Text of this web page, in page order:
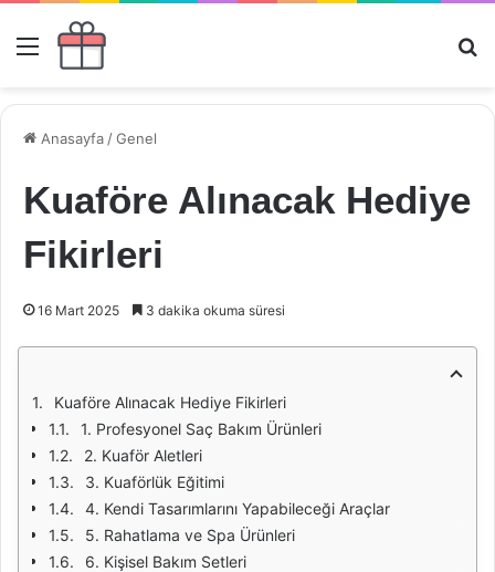
Menü
Anasayfa /Genel
Kuaföre Alınacak Hediye
Fikirleri
16 Mart 2025 3 dakika okuma süresi
Kuaföre Alınacak Hediye Fikirleri
1. Profesyonel Saç Bakım Ürünleri
2. Kuaför Aletleri
3. Kuaförlük Eğitimi
4. Kendi Tasarımlarını Yapabileceği Araçlar
5. Rahatlama ve Spa Ürünleri
6. Kişisel Bakım Setleri